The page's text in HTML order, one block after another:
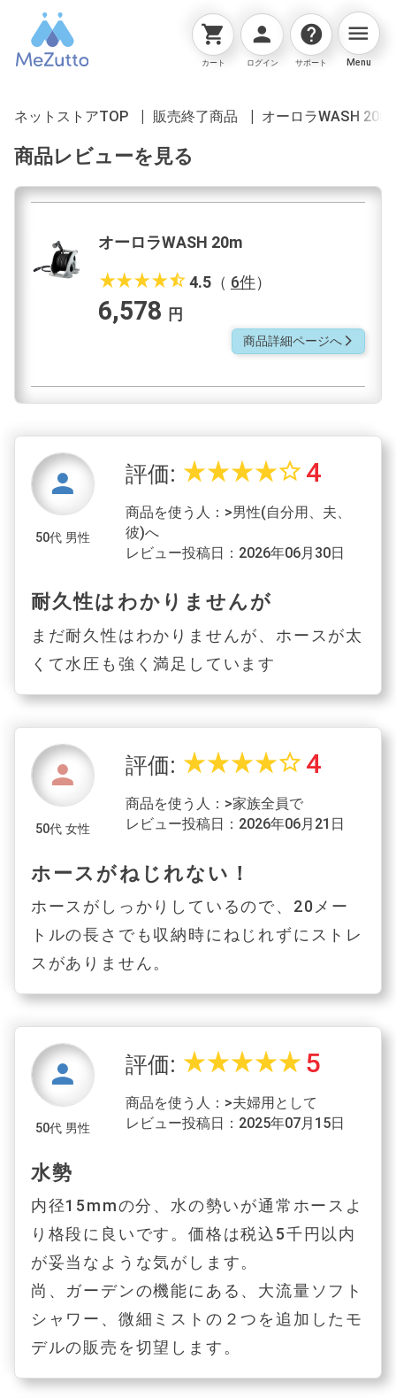
shopping_cart
カート
person
ログイン
help
サポート
menu
Menu
ネットストアTOP 販売終了商品 オーロラWASH 20m
商品レビューを見る
オーロラWASH 20m
star_ratestar_ratestar_ratestar_ratestar_half4.5（ 6件）
6,578 円
商品詳細ページへarrow_forward_ios
person
50代 男性
評価: star_ratestar_ratestar_ratestar_ratestar_border 4
商品を使う人：>男性(自分用、夫、
彼)へ
レビュー投稿日：2026年06月30日
耐久性はわかりませんが
まだ耐久性はわかりませんが、ホースが太
くて水圧も強く満足しています
person
50代 女性
評価: star_ratestar_ratestar_ratestar_ratestar_border 4
商品を使う人：>家族全員で
レビュー投稿日：2026年06月21日
ホースがねじれない！
ホースがしっかりしているので、20メー
トルの長さでも収納時にねじれずにストレ
スがありません。
person
50代 男性
評価: star_ratestar_ratestar_ratestar_ratestar_rate 5
商品を使う人：>夫婦用として
レビュー投稿日：2025年07月15日
水勢
内径15mmの分、水の勢いが通常ホースよ
り格段に良いです。価格は税込5千円以内
が妥当なような気がします。
尚、ガーデンの機能にある、大流量ソフト
シャワー、微細ミストの２つを追加したモ
デルの販売を切望します。